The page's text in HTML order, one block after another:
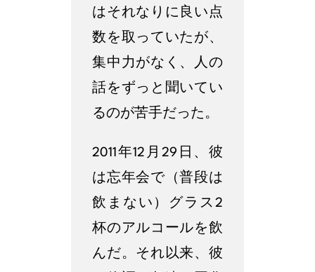
はそれなりに良い点
数を取っていたが、
集中力がなく、人の
話をずっと聞いてい
るのが苦手だった。
2011年12月29日、彼
は忘年会で（普段は
飲まない）グラス2
杯のアルコールを飲
んだ。それ以来、彼